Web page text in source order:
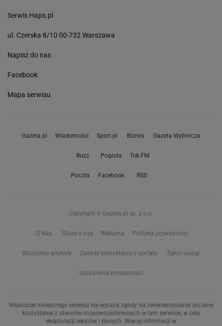
Serwis Haps.pl
ul. Czerska 8/10 00-732 Warszawa
Napisz do nas
Facebook
Mapa serwisu
Gazeta.pl Wiadomości Sport.pl Biznes Gazeta Wyborcza
Buzz Pogoda Tok.FM
Poczta Facebook RSS
Copyright © Gazeta.pl sp. z o.o.
O Nas Staże u nas Reklama Polityka prywatności
Wszystkie artykuły Zasady korzystania z portalu Zgłoś uwagi
Ustawienia prywatności
Właściciel niniejszego serwisu nie wyraża zgody na zwielokrotnianie ani inne
korzystanie z utworów rozpowszechnionych w tym serwisie, w celu
eksploracji tekstów i danych. Więcej informacji w